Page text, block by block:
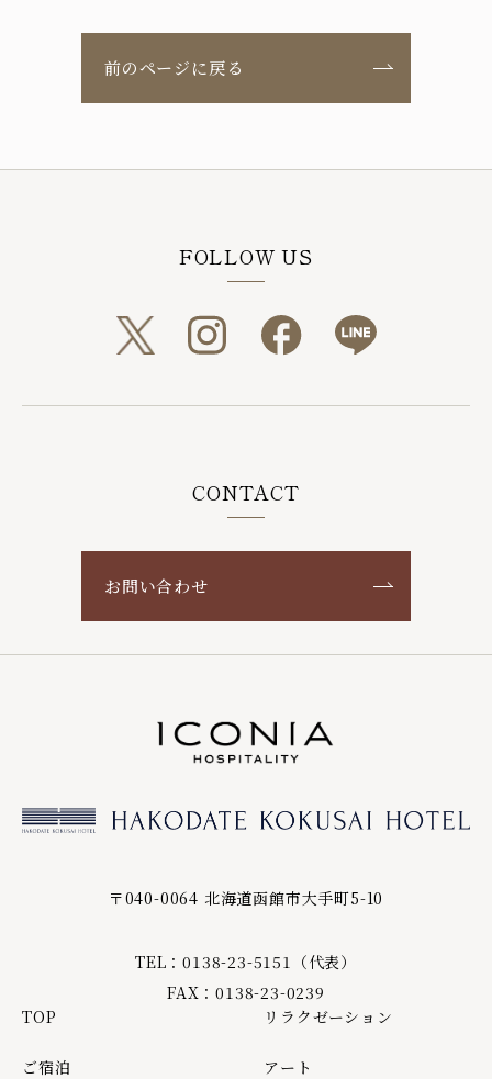
前のページに戻る
FOLLOW US
CONTACT
お問い合わせ
〒040-0064 北海道函館市大手町5-10
TEL：0138-23-5151（代表）
FAX：0138-23-0239
TOP
ご宿泊
リラクゼーション
アート